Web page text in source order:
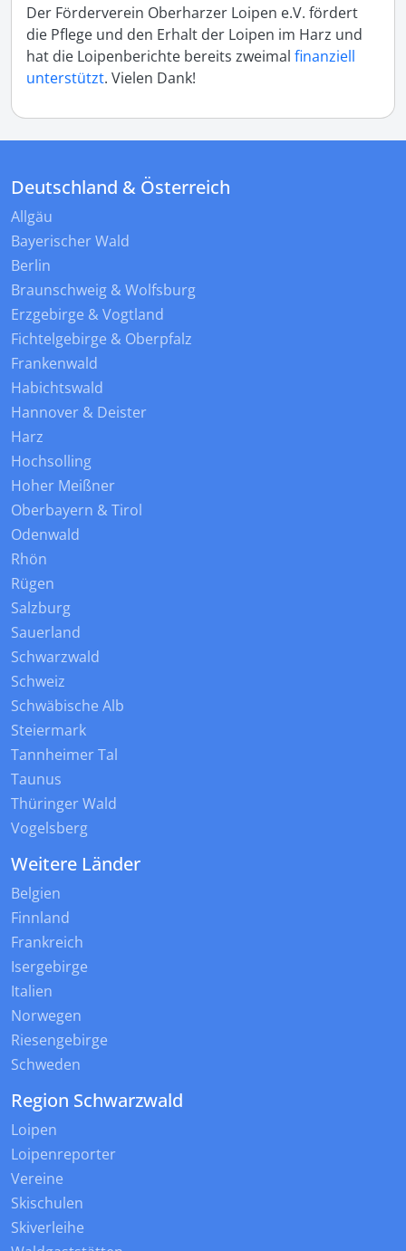
Der Förderverein Oberharzer Loipen e.V. fördert
die Pflege und den Erhalt der Loipen im Harz und
hat die Loipenberichte bereits zweimal finanziell
unterstützt. Vielen Dank!
Deutschland & Österreich
Allgäu
Bayerischer Wald
Berlin
Braunschweig & Wolfsburg
Erzgebirge & Vogtland
Fichtelgebirge & Oberpfalz
Frankenwald
Habichtswald
Hannover & Deister
Harz
Hochsolling
Hoher Meißner
Oberbayern & Tirol
Odenwald
Rhön
Rügen
Salzburg
Sauerland
Schwarzwald
Schweiz
Schwäbische Alb
Steiermark
Tannheimer Tal
Taunus
Thüringer Wald
Vogelsberg
Weitere Länder
Belgien
Finnland
Frankreich
Isergebirge
Italien
Norwegen
Riesengebirge
Schweden
Region Schwarzwald
Loipen
Loipenreporter
Vereine
Skischulen
Skiverleihe